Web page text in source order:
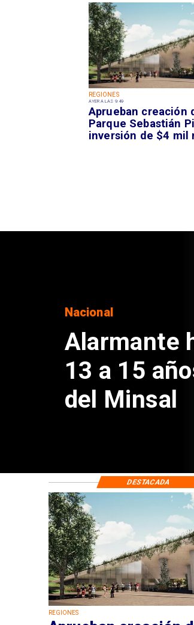
REGIONES
AYER A LAS 9:49
Aprueban creación
Parque Sebastián
inversión de $4 mil
Regiones
Aprueban
Sebastián
de $4 mil
REGIONES
DESTACADA